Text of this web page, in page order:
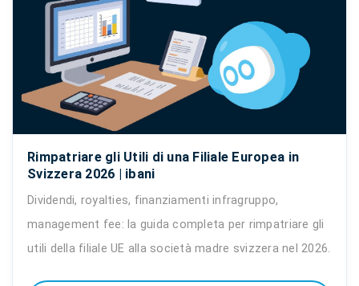
Rimpatriare gli Utili di una Filiale Europea in
Svizzera 2026 | ibani
Dividendi, royalties, finanziamenti infragruppo,
management fee: la guida completa per rimpatriare gli
utili della filiale UE alla società madre svizzera nel 2026.